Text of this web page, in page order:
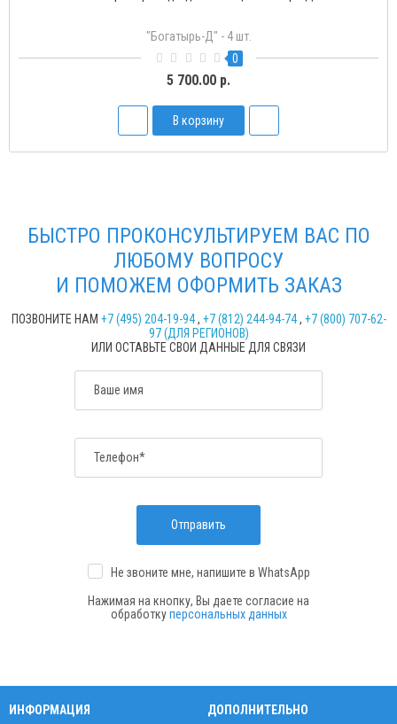
1
БЫСТРО ПРОКОНСУЛЬТИРУЕМ ВАС ПО
ЛЮБОМУ ВОПРОСУ
И ПОМОЖЕМ ОФОРМИТЬ ЗАКАЗ
ПОЗВОНИТЕ НАМ +7 (495) 204-19-94, +7 (812) 244-94-74, +7 (800) 707-62-
97 (ДЛЯ РЕГИОНОВ)
ИЛИ ОСТАВЬТЕ СВОИ ДАННЫЕ ДЛЯ СВЯЗИ
Ваше имя
Телефон*
Отправить
Не звоните мне, напишите в WhatsApp
Нажимая на кнопку, Вы даете согласие на
обработкуперсональных данных
ИНФОРМАЦИЯ ДОПОЛНИТЕЛЬНО